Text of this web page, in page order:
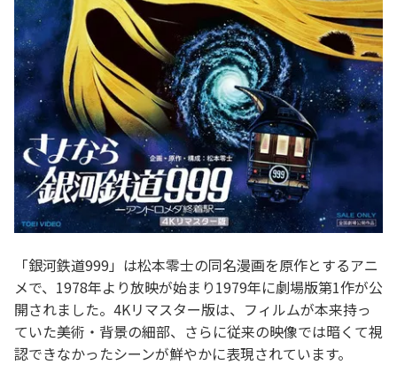
「銀河鉄道999」は松本零士の同名漫画を原作とするアニ
メで、1978年より放映が始まり1979年に劇場版第1作が公
開されました。4Kリマスター版は、フィルムが本来持っ
ていた美術・背景の細部、さらに従来の映像では暗くて視
認できなかったシーンが鮮やかに表現されています。